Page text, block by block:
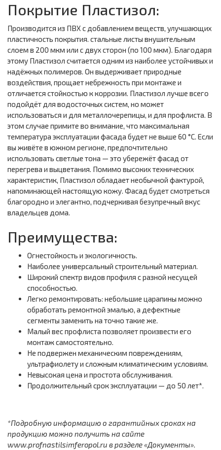
Покрытие Пластизол:
Производится из ПВХ с добавлением веществ, улучшающих
пластичность покрытия. стальные листы внушительным
слоем в 200 мкм или с двух сторон (по 100 мкм). Благодаря
этому Пластизол считается одним из наиболее устойчивых и
надёжных полимеров. Он выдерживает природные
воздействия, прощает небрежность при монтаже и
отличается стойкостью к коррозии. Пластизол лучше всего
подойдёт для водосточных систем, но может
использоваться и для металлочерепицы, и для профлиста. В
этом случае примите во внимание, что максимальная
температура эксплуатации фасада будет не выше 60 °С. Если
вы живёте в южном регионе, предпочтительно
использовать светлые тона — это убережёт фасад от
перегрева и выцветания. Помимо высоких технических
характеристик, Пластизол обладает необычной фактурой,
напоминающей настоящую кожу. Фасад будет смотреться
благородно и элегантно, подчеркивая безупречный вкус
владельцев дома.
Преимущества:
Огнестойкость и экологичность.
Наиболее универсальный строительный материал.
Широкий спектр видов профиля с разной несущей
способностью.
Легко ремонтировать: небольшие царапины можно
обработать ремонтной эмалью, а дефектные
сегменты заменить на точно такие же.
Малый вес профлиста позволяет произвести его
монтаж самостоятельно.
Не подвержен механическим повреждениям,
ультрафиолету и сложным климатическим условиям.
Невысокая цена и простота обслуживания.
Продолжительный срок эксплуатации — до 50 лет*.
*Подробную информацию о гарантийных сроках на
продукцию можно получить на сайте
www.profnastilsimferopol.ru в разделе «Документы».